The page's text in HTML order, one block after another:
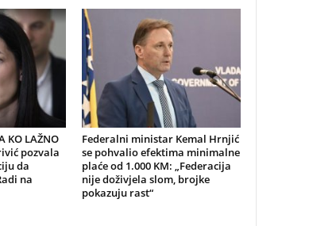
KO LAŽNO
pozvala
da
na
Federalni ministar Kemal Hrnjić
se pohvalio efektima minimalne
plaće od 1.000 KM: „Federacija
nije doživjela slom, brojke
pokazuju rast“